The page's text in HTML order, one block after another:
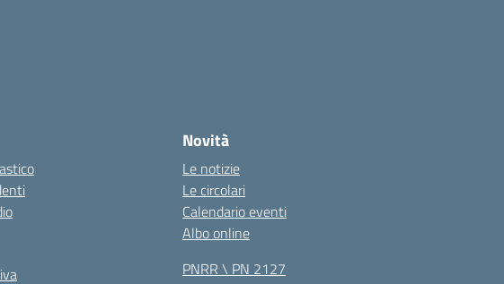
Novità
Le notizie
Le circolari
Calendario eventi
Albo online
PNRR \ PN 2127